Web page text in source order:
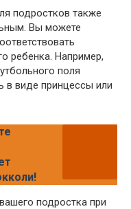
подростков также
Вы можете
ребенка. Например,
поля
в виде принцессы или
подростка при